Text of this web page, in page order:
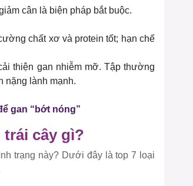
cân là biện pháp bắt buộc.
chất xơ và protein tốt; hạn chế
thiện gan nhiễm mỡ. Tập thường
nặng lành mạnh.
gan “bớt nóng”
cây gì?
trạng này? Dưới đây là top 7 loại